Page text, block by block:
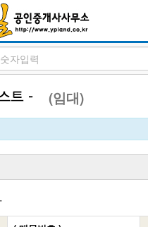
(임대)